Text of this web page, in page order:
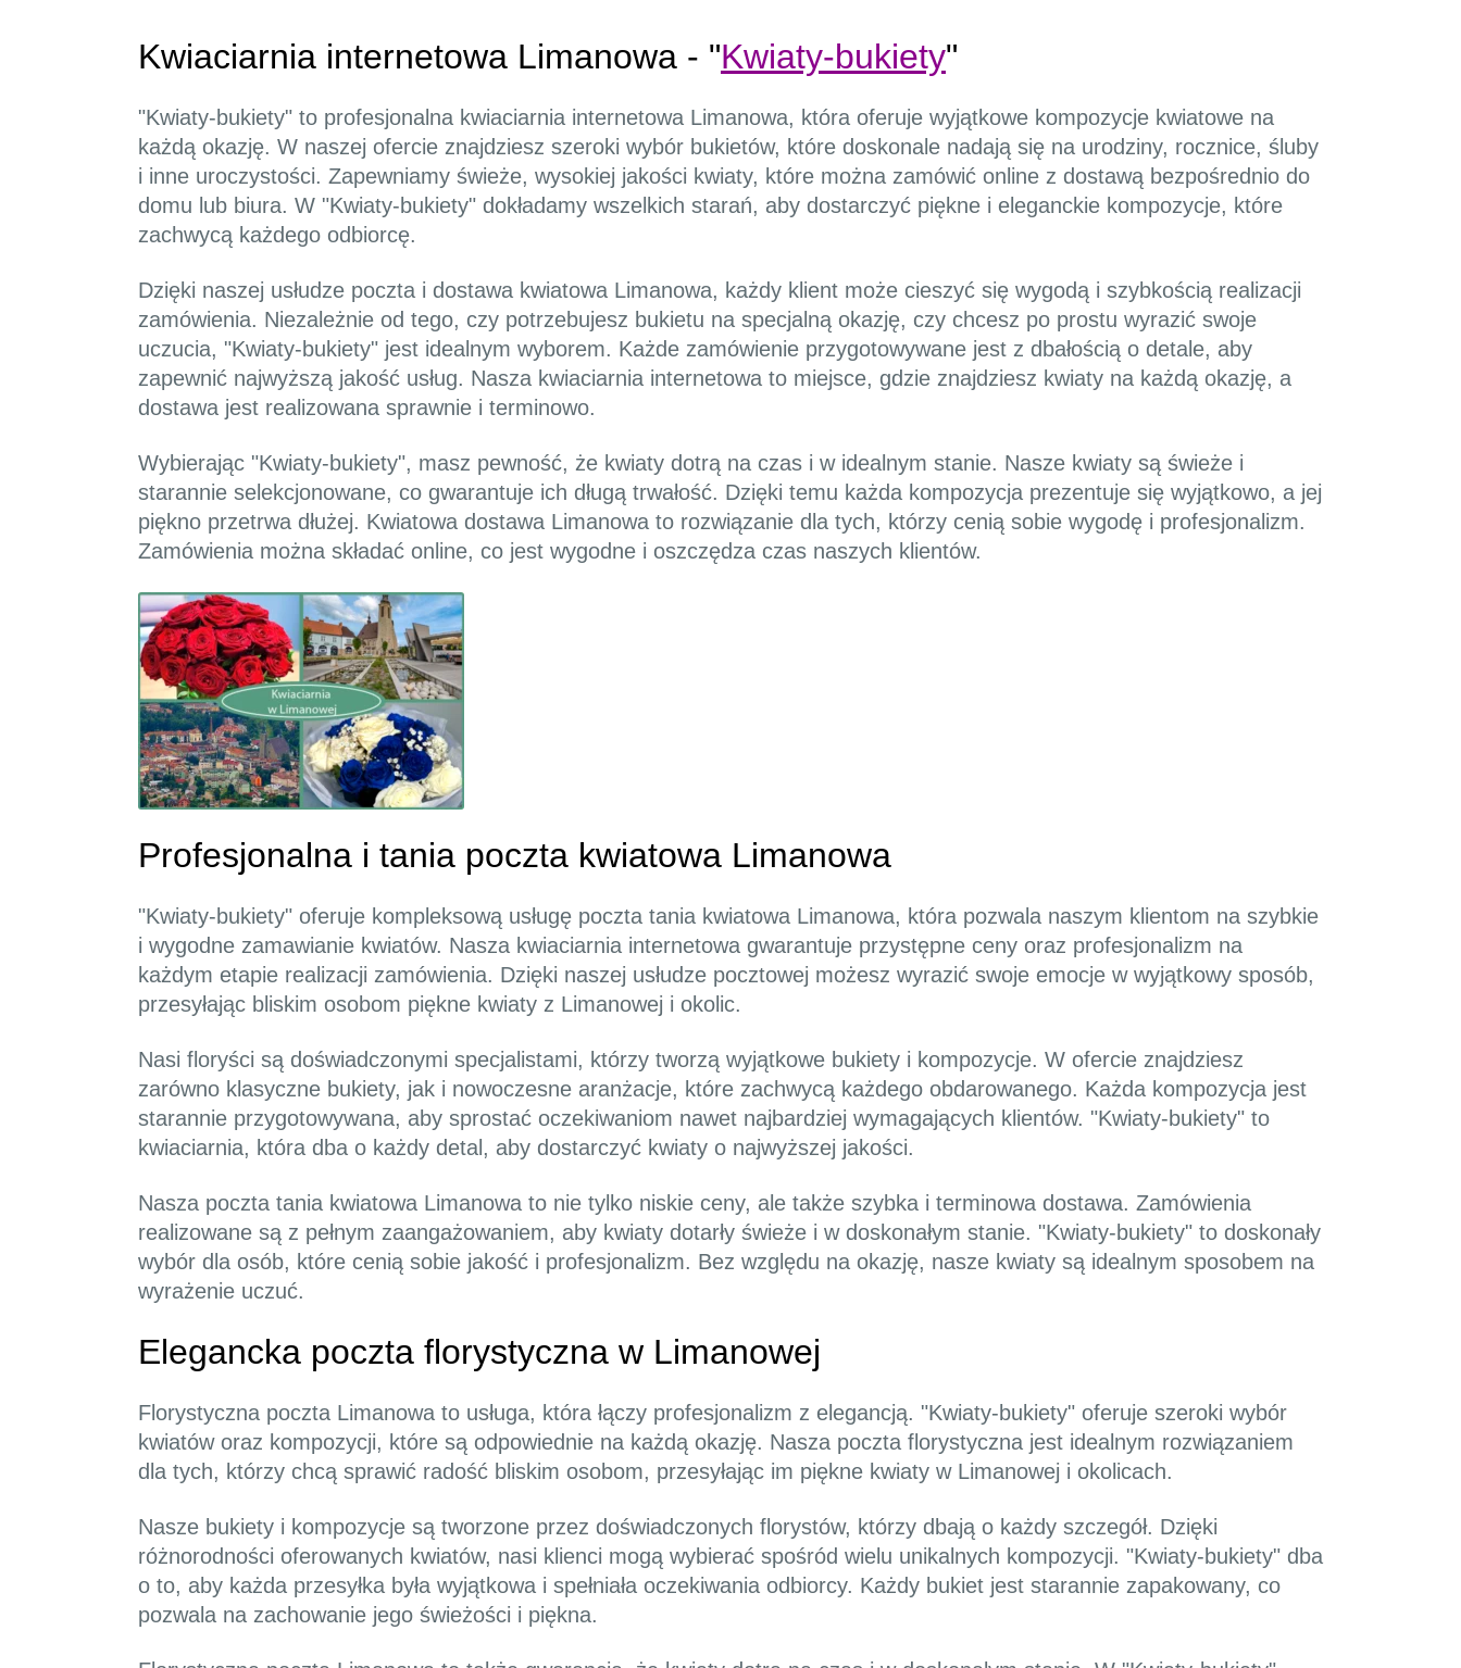
Kwiaciarnia internetowa Limanowa - "Kwiaty-bukiety"
"Kwiaty-bukiety" to profesjonalna kwiaciarnia internetowa Limanowa, która oferuje wyjątkowe kompozycje kwiatowe na
każdą okazję. W naszej ofercie znajdziesz szeroki wybór bukietów, które doskonale nadają się na urodziny, rocznice, śluby
i inne uroczystości. Zapewniamy świeże, wysokiej jakości kwiaty, które można zamówić online z dostawą bezpośrednio do
domu lub biura. W "Kwiaty-bukiety" dokładamy wszelkich starań, aby dostarczyć piękne i eleganckie kompozycje, które
zachwycą każdego odbiorcę.
Dzięki naszej usłudze poczta i dostawa kwiatowa Limanowa, każdy klient może cieszyć się wygodą i szybkością realizacji
zamówienia. Niezależnie od tego, czy potrzebujesz bukietu na specjalną okazję, czy chcesz po prostu wyrazić swoje
uczucia, "Kwiaty-bukiety" jest idealnym wyborem. Każde zamówienie przygotowywane jest z dbałością o detale, aby
zapewnić najwyższą jakość usług. Nasza kwiaciarnia internetowa to miejsce, gdzie znajdziesz kwiaty na każdą okazję, a
dostawa jest realizowana sprawnie i terminowo.
Wybierając "Kwiaty-bukiety", masz pewność, że kwiaty dotrą na czas i w idealnym stanie. Nasze kwiaty są świeże i
starannie selekcjonowane, co gwarantuje ich długą trwałość. Dzięki temu każda kompozycja prezentuje się wyjątkowo, a jej
piękno przetrwa dłużej. Kwiatowa dostawa Limanowa to rozwiązanie dla tych, którzy cenią sobie wygodę i profesjonalizm.
Zamówienia można składać online, co jest wygodne i oszczędza czas naszych klientów.
Profesjonalna i tania poczta kwiatowa Limanowa
"Kwiaty-bukiety" oferuje kompleksową usługę poczta tania kwiatowa Limanowa, która pozwala naszym klientom na szybkie
i wygodne zamawianie kwiatów. Nasza kwiaciarnia internetowa gwarantuje przystępne ceny oraz profesjonalizm na
każdym etapie realizacji zamówienia. Dzięki naszej usłudze pocztowej możesz wyrazić swoje emocje w wyjątkowy sposób,
przesyłając bliskim osobom piękne kwiaty z Limanowej i okolic.
Nasi floryści są doświadczonymi specjalistami, którzy tworzą wyjątkowe bukiety i kompozycje. W ofercie znajdziesz
zarówno klasyczne bukiety, jak i nowoczesne aranżacje, które zachwycą każdego obdarowanego. Każda kompozycja jest
starannie przygotowywana, aby sprostać oczekiwaniom nawet najbardziej wymagających klientów. "Kwiaty-bukiety" to
kwiaciarnia, która dba o każdy detal, aby dostarczyć kwiaty o najwyższej jakości.
Nasza poczta tania kwiatowa Limanowa to nie tylko niskie ceny, ale także szybka i terminowa dostawa. Zamówienia
realizowane są z pełnym zaangażowaniem, aby kwiaty dotarły świeże i w doskonałym stanie. "Kwiaty-bukiety" to doskonały
wybór dla osób, które cenią sobie jakość i profesjonalizm. Bez względu na okazję, nasze kwiaty są idealnym sposobem na
wyrażenie uczuć.
Elegancka poczta florystyczna w Limanowej
Florystyczna poczta Limanowa to usługa, która łączy profesjonalizm z elegancją. "Kwiaty-bukiety" oferuje szeroki wybór
kwiatów oraz kompozycji, które są odpowiednie na każdą okazję. Nasza poczta florystyczna jest idealnym rozwiązaniem
dla tych, którzy chcą sprawić radość bliskim osobom, przesyłając im piękne kwiaty w Limanowej i okolicach.
Nasze bukiety i kompozycje są tworzone przez doświadczonych florystów, którzy dbają o każdy szczegół. Dzięki
różnorodności oferowanych kwiatów, nasi klienci mogą wybierać spośród wielu unikalnych kompozycji. "Kwiaty-bukiety" dba
o to, aby każda przesyłka była wyjątkowa i spełniała oczekiwania odbiorcy. Każdy bukiet jest starannie zapakowany, co
pozwala na zachowanie jego świeżości i piękna.